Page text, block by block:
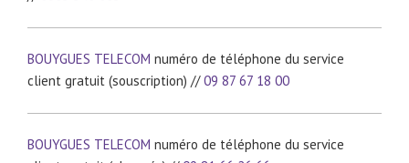
BOUYGUES TELECOM numéro de téléphone du service
client gratuit (souscription) //09 87 67 18 00
BOUYGUES TELECOM numéro de téléphone du service